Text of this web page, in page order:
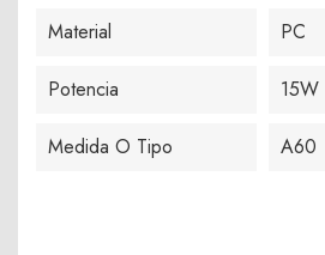
Material PC
Potencia 15W
Medida O Tipo A60